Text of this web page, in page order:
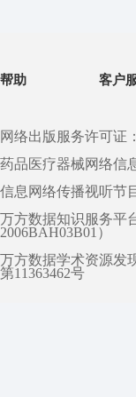
帮助 客户
网络出版服务许可证
药品医疗器械网络信
信息网络传播视听节
万方数据知识服务平
2006BAH03B01）
万方数据学术资源发
第11363462号